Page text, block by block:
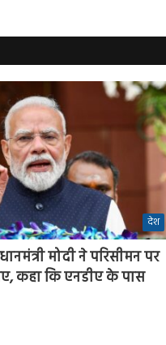
देश
मोदी ने परिसीमन पर
कहा कि एनडीए के पास